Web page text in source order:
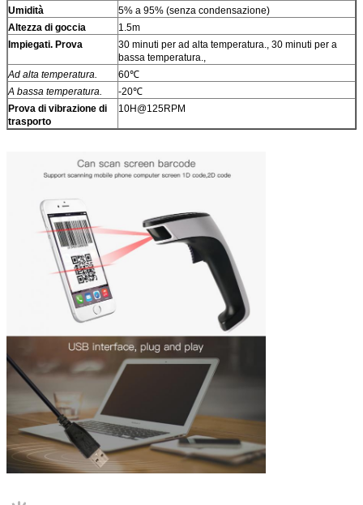
Umidità
5% a 95% (senza condensazione)
Altezza di goccia
1.5m
Impiegati. Prova
30 minuti per ad alta temperatura., 30 minuti per a
bassa temperatura.,
Ad alta temperatura.
60℃
A bassa temperatura.
-20℃
Prova di vibrazione di
trasporto
10H@125RPM